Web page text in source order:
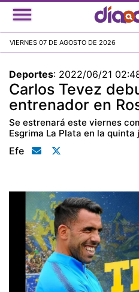
VIERNES 07 DE AGOSTO DE 2026
Deportes: 2022/06/21
Carlos Tevez
entrenador en
Se estrenará este viernes
Esgrima La Plata en la
Efe